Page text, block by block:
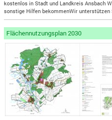
kostenlos in Stadt und Landkreis Ansbach
sonstige Hilfen bekommenWir
Flächennutzungsplan 2030